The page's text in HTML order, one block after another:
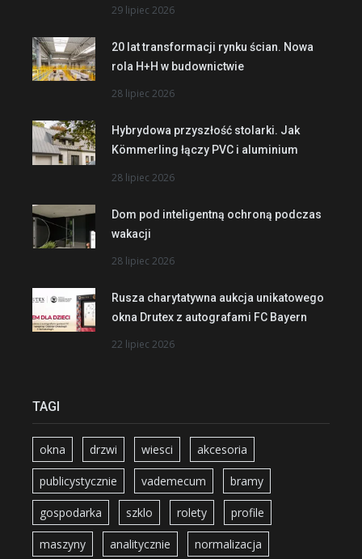
29 lipiec 2026
20 lat transformacji rynku ścian. Nowa
rola H+H w budownictwie
28 lipiec 2026
Hybrydowa przyszłość stolarki. Jak
Kömmerling łączy PVC i aluminium
28 lipiec 2026
Dom pod inteligentną ochroną podczas
wakacji
28 lipiec 2026
Rusza charytatywna aukcja unikatowego
okna Drutex z autografami FC Bayern
22 lipiec 2026
TAGI
okna drzwi wiesci akcesoria
publicystycznie vademecum bramy
gospodarka szklo rolety profile
maszyny analitycznie normalizacja